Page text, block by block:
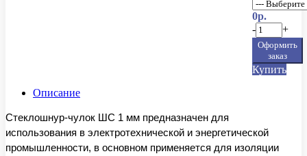
0р.
-
+
Оформить
заказ
Купить
Описание
Стеклошнур-чулок ШС 1 мм предназначен для
использования в электротехнической и энергетической
промышленности, в основном применяется для изоляции